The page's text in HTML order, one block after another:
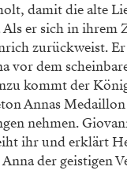
damit die alte
Als er sich in
zurückweist.
vor dem
kommt der
Annas
nehmen.
ihr und erklärt
der geistigen